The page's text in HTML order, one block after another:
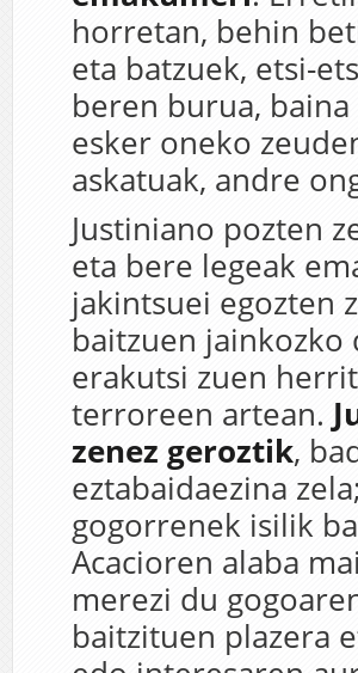
horretan, behin
eta batzuek, etsi-
beren burua,
esker oneko
askatuak, andre
Justiniano pozten
eta bere legeak
jakintsuei egozten
baitzuen jainkozko
erakutsi zuen
terroreen artean.
zenez geroztik,
eztabaidaezina
gogorrenek isilik
Acacioren alaba
merezi du
baitzituen plazera